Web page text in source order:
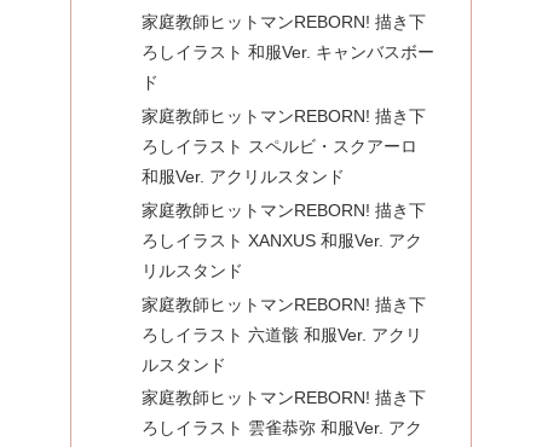
家庭教師ヒットマンREBORN! 描き下
ろしイラスト 和服Ver. キャンバスボー
ド
家庭教師ヒットマンREBORN! 描き下
ろしイラスト スペルビ・スクアーロ
和服Ver. アクリルスタンド
家庭教師ヒットマンREBORN! 描き下
ろしイラスト XANXUS 和服Ver. アク
リルスタンド
家庭教師ヒットマンREBORN! 描き下
ろしイラスト 六道骸 和服Ver. アクリ
ルスタンド
家庭教師ヒットマンREBORN! 描き下
ろしイラスト 雲雀恭弥 和服Ver. アク